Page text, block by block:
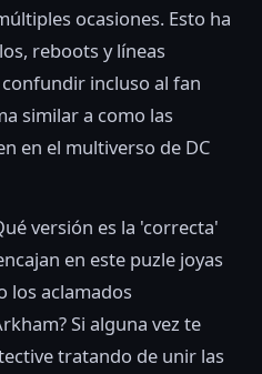
ocasiones. Esto ha
reboots y líneas
incluso al fan
similar a como las
en el multiverso de DC
versión es la 'correcta'
en este puzle joyas
los aclamados
Si alguna vez te
tratando de unir las